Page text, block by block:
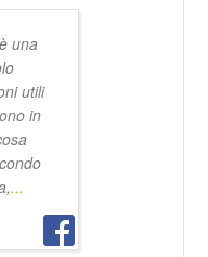
una
utili
in
...